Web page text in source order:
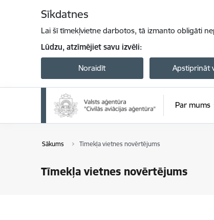
Sīkdatnes
Lai šī tīmekļvietne darbotos, tā izmanto obligāti
Lūdzu, atzīmējiet savu izvēli:
Noraidīt Apstiprināt
Par mums
Sākums Tīmekļa vietnes novērtējums
Tīmekļa vietnes novērtējums